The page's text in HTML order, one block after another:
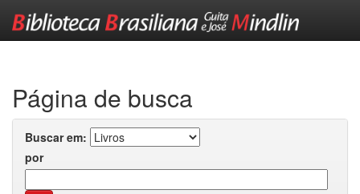
Página de busca
Buscar em:
por